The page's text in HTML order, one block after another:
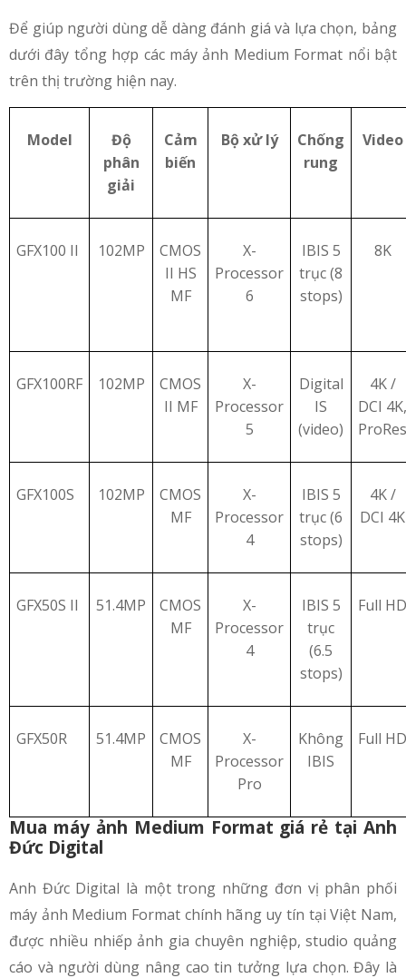
Để giúp người dùng dễ dàng đánh giá và lựa chọn, bảng
dưới đây tổng hợp các máy ảnh Medium Format nổi bật
trên thị trường hiện nay.
Model
Độ
phân
giải
Cảm
biến
Bộ xử lý
Chống
rung
Video
GFX100 II 102MP
CMOS
II HS
MF
X-
Processor
6
IBIS 5
trục (8
stops)
8K
GFX100RF 102MP
CMOS
II MF
X-
Processor
5
Digital
IS
(video)
4K /
DCI 4K,
ProRes
GFX100S 102MP
CMOS
MF
X-
Processor
4
IBIS 5
trục (6
stops)
4K/
DCI 4K
GFX50S II 51.4MP
CMOS
MF
X-
Processor
4
IBIS 5
trục
(6.5
stops)
Full HD
GFX50R 51.4MP
CMOS
MF
X-
Processor
Pro
Không
IBIS
Full HD
Mua máy ảnh Medium Format giá rẻ tại Anh
Đức Digital
Anh Đức Digital là một trong những đơn vị phân phối
máy ảnh Medium Format chính hãng uy tín tại Việt Nam,
được nhiều nhiếp ảnh gia chuyên nghiệp, studio quảng
cáo và người dùng nâng cao tin tưởng lựa chọn. Đây là